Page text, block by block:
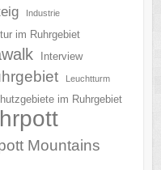
Industrie
im Ruhrgebiet
Interview
Leuchtturm
im Ruhrgebiet
Mountains